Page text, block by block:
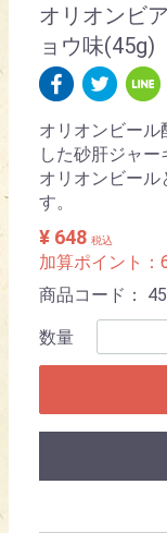
オリオンビ
ョウ味(45g)
オリオンビー
した砂肝ジャー
オリオンビー
す。
¥ 648 税込
加算ポイント：
商品コード：
数量